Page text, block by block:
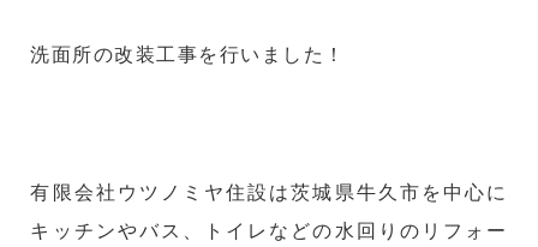
洗面所の改装工事を行いました！
有限会社ウツノミヤ住設は茨城県牛久市を中心に
キッチンやバス、トイレなどの水回りのリフォー